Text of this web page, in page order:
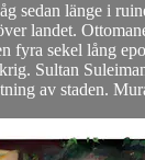
sedan länge i
landet.
fyra sekel lång
Sultan
av staden.